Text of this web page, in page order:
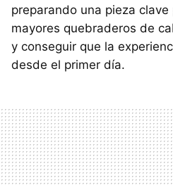
preparando una pieza
mayores quebraderos de
y conseguir que la
desde el primer día.